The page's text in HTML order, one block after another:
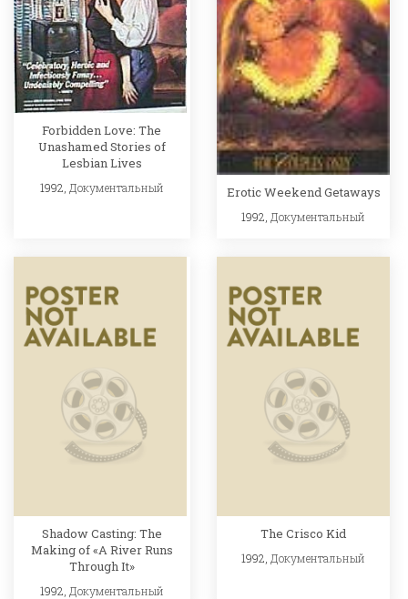
Forbidden Love: The
Unashamed Stories of
Lesbian Lives
1992, Документальный Erotic Weekend Getaways
1992,Документальный
Shadow Casting: The
Making of «A River Runs
Through It»
1992, Документальный
The Crisco Kid
1992, Документальный